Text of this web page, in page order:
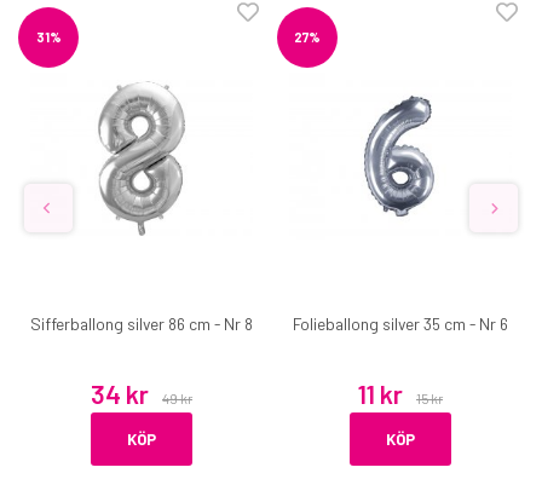
31%
Sifferballong silver 86 cm - Nr 8
34 kr 49 kr
KÖP
27%
Folieballong silver 35 cm - Nr 6
11 kr 15 kr
KÖP